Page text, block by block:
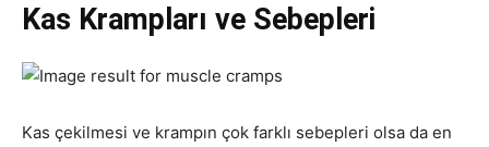
Kas Krampları ve Sebepleri
Kas çekilmesi ve krampın çok farklı sebepleri olsa da en